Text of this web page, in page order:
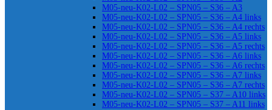
M05-neu-K02-L02 – SPN05 – S36 – A3
M05-neu-K02-L02 – SPN05 – S36 – A4 links
M05-neu-K02-L02 – SPN05 – S36 – A4 rechts
M05-neu-K02-L02 – SPN05 – S36 – A5 links
M05-neu-K02-L02 – SPN05 – S36 – A5 rechts
M05-neu-K02-L02 – SPN05 – S36 – A6 links
M05-neu-K02-L02 – SPN05 – S36 – A6 rechts
M05-neu-K02-L02 – SPN05 – S36 – A7 links
M05-neu-K02-L02 – SPN05 – S36 – A7 rechts
M05-neu-K02-L02 – SPN05 – S37 – A10 links
M05-neu-K02-L02 – SPN05 – S37 – A11 links